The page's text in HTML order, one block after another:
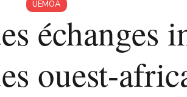
UEMOA
échanges
ouest-